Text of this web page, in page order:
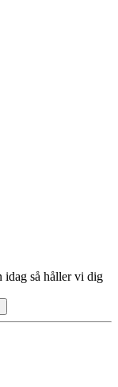
idag så håller vi dig